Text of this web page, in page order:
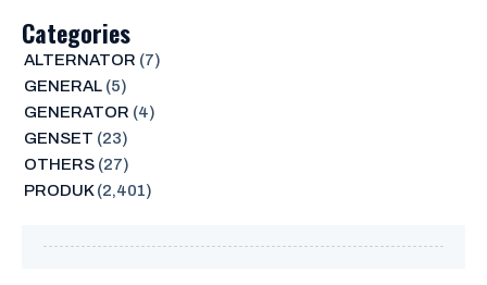
Categories
ALTERNATOR (7)
GENERAL(5)
GENERATOR (4)
GENSET (23)
OTHERS(27)
PRODUK(2,401)